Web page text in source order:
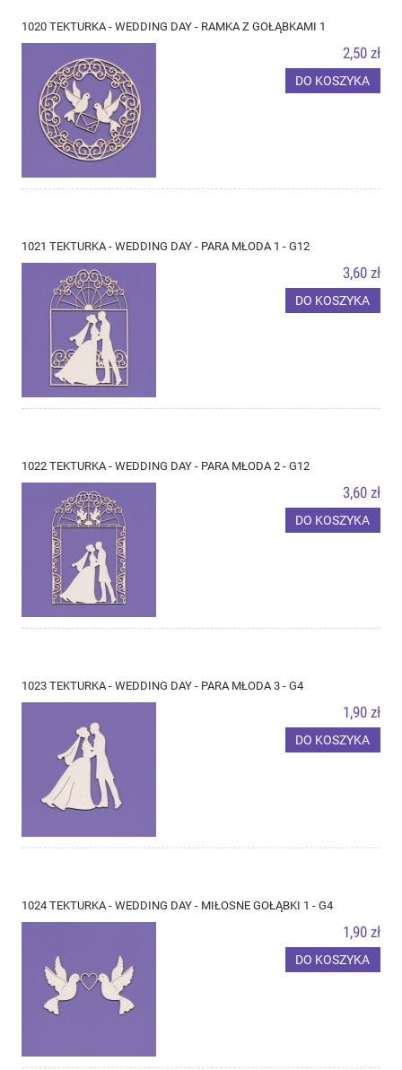
1020 TEKTURKA - WEDDING DAY - RAMKA Z GOŁĄBKAMI 1
2,50 zł
DO KOSZYKA
1021 TEKTURKA - WEDDING DAY - PARA MŁODA 1 - G12
3,60 zł
DO KOSZYKA
1022 TEKTURKA - WEDDING DAY - PARA MŁODA 2 - G12
3,60 zł
DO KOSZYKA
1023 TEKTURKA - WEDDING DAY - PARA MŁODA 3 - G4
1,90 zł
DO KOSZYKA
1024 TEKTURKA - WEDDING DAY - MIŁOSNE GOŁĄBKI 1 - G4
1,90 zł
DO KOSZYKA